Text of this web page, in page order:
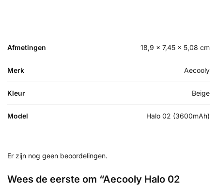
Afmetingen 18,9 × 7,45 × 5,08 cm
Merk Aecooly
Kleur Beige
Model Halo 02 (3600mAh)
Er zijn nog geen beoordelingen.
Wees de eerste om “Aecooly Halo 02